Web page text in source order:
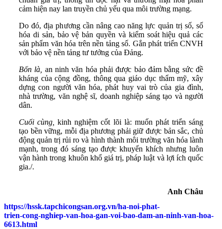
cảm hiện nay lan truyền chủ yếu qua môi trường mạng.
Do đó, địa phương cần nâng cao năng lực quản trị số, số
hóa di sản, bảo vệ bản quyền và kiểm soát hiệu quả các
sản phẩm văn hóa trên nền tảng số. Gắn phát triển CNVH
với bảo vệ nền tảng tư tưởng của Đảng.
Bốn là, an ninh văn hóa phải được bảo đảm bằng sức đề
kháng của cộng đồng, thông qua giáo dục thẩm mỹ, xây
dựng con người văn hóa, phát huy vai trò của gia đình,
nhà trường, văn nghệ sĩ, doanh nghiệp sáng tạo và người
dân.
Cuối cùng, kinh nghiệm cốt lõi là: muốn phát triển sáng
tạo bền vững, mỗi địa phương phải giữ được bản sắc, chủ
động quản trị rủi ro và hình thành môi trường văn hóa lành
mạnh, trong đó sáng tạo được khuyến khích nhưng luôn
vận hành trong khuôn khổ giá trị, pháp luật và lợi ích quốc
gia./.
Anh Châu
https://hssk.tapchicongsan.org.vn/ha-noi-phat-
trien-cong-nghiep-van-hoa-gan-voi-bao-dam-an-ninh-van-hoa-
6613.html